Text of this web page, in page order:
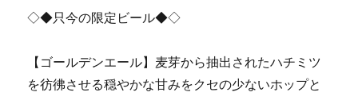
◇◆只今の限定ビール◆◇
【ゴールデンエール】麦芽から抽出されたハチミツ
を彷彿させる穏やかな甘みをクセの少ないホップと